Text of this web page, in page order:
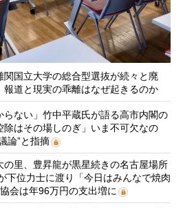
国立大学の総合型選抜が続々と廃
道と現実の乖離はなぜ起きるのか
らない」竹中平蔵氏が語る高市内閣の
はその場しのぎ」いま不可欠なの
論”と指摘
の里、豊昇龍が黒星続きの名古屋場所
下位力士に渡り「今日はみんなで焼肉
会は年96万円の支出増に